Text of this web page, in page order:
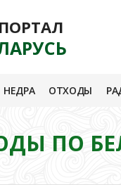
НЕДРА ОТХОДЫ
ПО